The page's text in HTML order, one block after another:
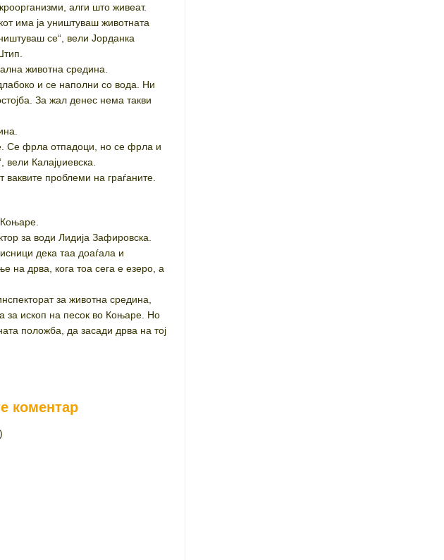
алги што живеат.
има ја уништуваш животната
се“, вели Јорданка
животна средина.
и се наполни со вода. Ни
За жал денес нема такви
Се фрла отпадоци, но се фрла и
Калајџиевска.
проблеми на граѓаните.
за води Лидија Зафировска.
дека таа доаѓала и
на дрва, кога тоа сега е езеро, а
за животна средина,
за ископ на песок во Коњаре. Но
положба, да засади дрва на тој
коментар